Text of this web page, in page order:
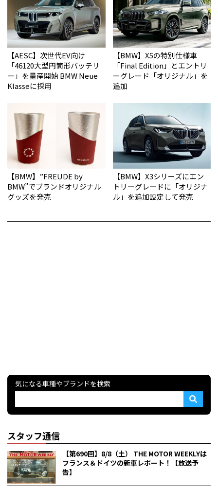
【AESC】次世代EV向け
「46120大型円筒形バッテリ
ー」を量産開始 BMW Neue
Klasseに採用
【BMW】X5の特別仕様車
「Final Edition」とエントリ
ーグレード「オリジナル」を
追加
【BMW】”FREUDE by
BMW”でブランドオリジナル
グッズを発売
【BMW】X3シリーズにエン
トリーグレードに「オリジナ
ル」を追加設定して発売
気になる車種やブランドを検索
スタッフ通信
【第690回】8/8（土） THE MOTOR WEEKLYは
フランス＆ドイツの新車レポート！【放送予
告】